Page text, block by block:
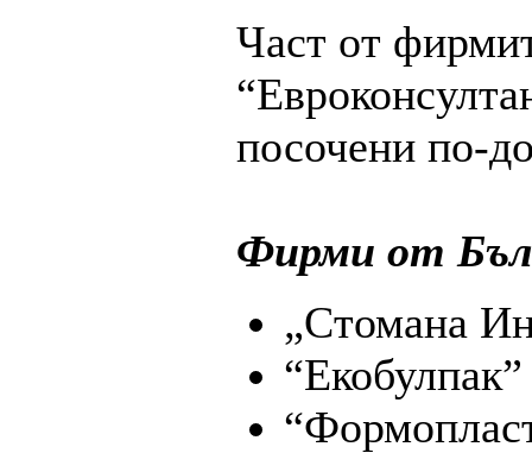
Част от
посочени по-
Фирми от
„Стомана